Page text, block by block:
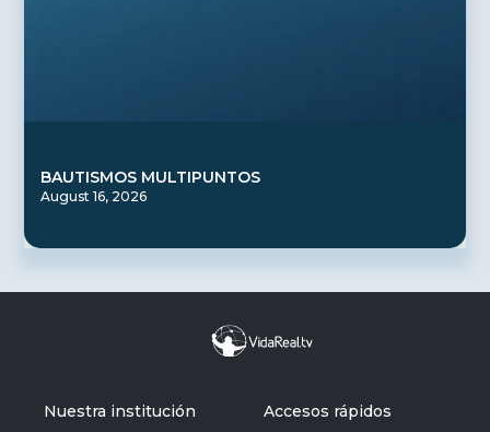
BAUTISMOS MULTIPUNTOS
August 16, 2026
Nuestra institución Accesos rápidos